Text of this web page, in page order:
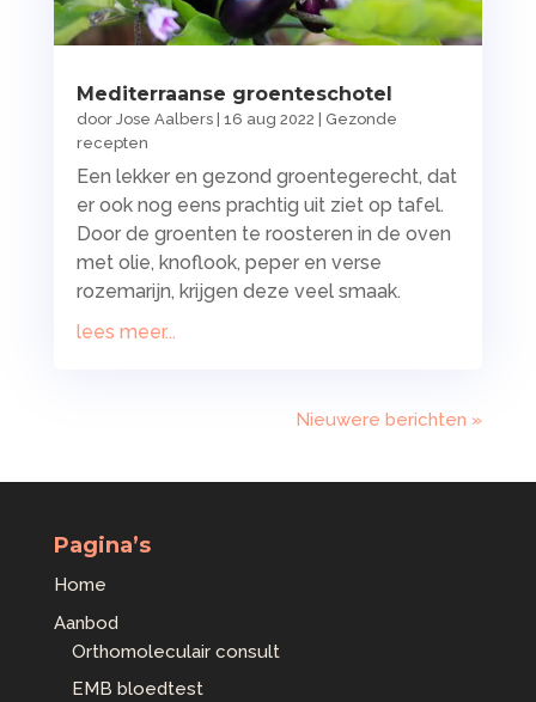
Mediterraanse groenteschotel
door Jose Aalbers| 16 aug 2022
Gezonde
recepten
Een lekker en gezond groentegerecht, dat
er ook nog eens prachtig uit ziet op tafel.
Door de groenten te roosteren in de oven
met olie, knoflook, peper en verse
rozemarijn, krijgen deze veel smaak.
lees meer...
Nieuwere berichten »
Pagina’s
Home
Aanbod
Orthomoleculair consult
EMB bloedtest